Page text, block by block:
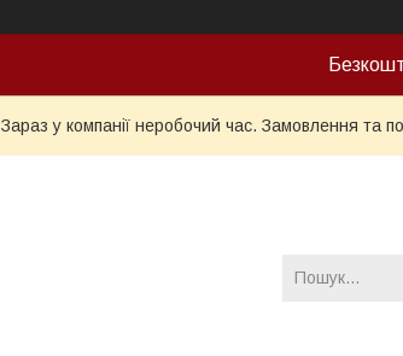
Зараз у компанії неробочий час. Замовлення та